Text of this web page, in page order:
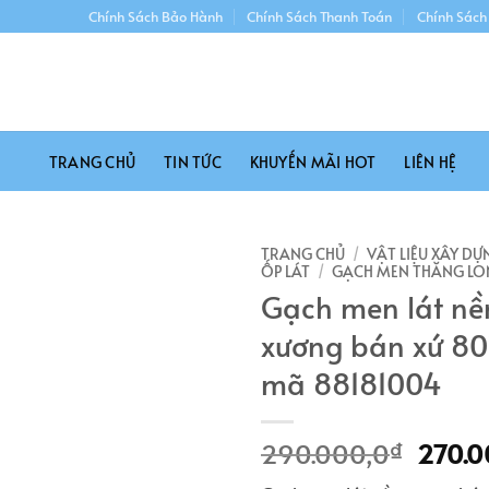
Chính Sách Bảo Hành Chính Sách Thanh Toán Chính
TRANG CHỦ TIN TỨC KHUYẾN MÃI HOT LIÊN HỆ
TRANG CHỦ / VẬT LIỆU XÂY
ỐP LÁT / GẠCH MEN THĂNG
Gạch men lát
xương bán xứ
mã 88181004
290.000,0₫ Giá
gốc